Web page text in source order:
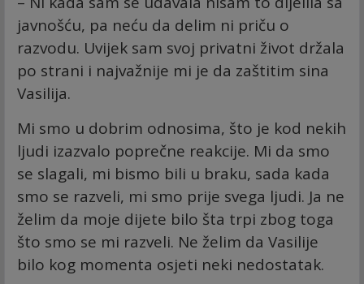
javnošću, pa neću da delim ni priču o
razvodu. Uvijek sam svoj privatni život držala
po strani i najvažnije mi je da zaštitim sina
Vasilija.
Mi smo u dobrim odnosima, što je kod nekih
ljudi izazvalo poprečne reakcije. Mi da smo
se slagali, mi bismo bili u braku, sada kada
smo se razveli, mi smo prije svega ljudi. Ja ne
želim da moje dijete bilo šta trpi zbog toga
što smo se mi razveli. Ne želim da Vasilije
bilo kog momenta osjeti neki nedostatak.